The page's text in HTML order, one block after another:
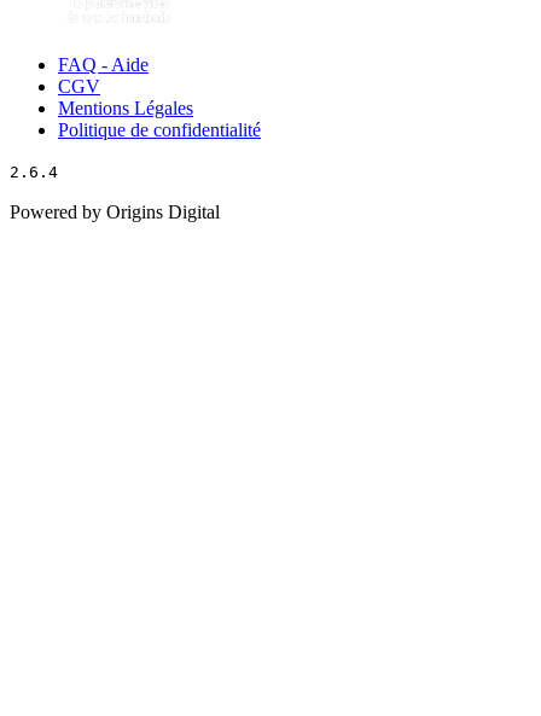
FAQ - Aide
CGV
Mentions Légales
Politique de confidentialité
2.6.4
Powered by Origins Digital